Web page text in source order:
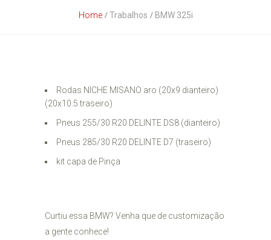
Home Trabalhos BMW 325i
Rodas NICHE MISANO aro (20x9 dianteiro)
(20x10.5 traseiro)
Pneus 255/30 R20 DELINTE DS8 (dianteiro)
Pneus 285/30 R20 DELINTE D7 (traseiro)
kit capa de Pinça
Curtiu essa BMW? Venha que de customização
a gente conhece!